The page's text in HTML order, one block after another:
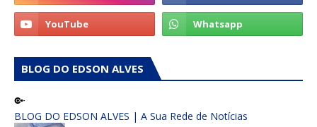
BLOG DO EDSON ALVES
BLOG DO EDSON ALVES | A Sua Rede de Notícias